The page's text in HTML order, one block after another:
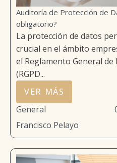
Auditoría de Protección de
obligatorio?
La protección de datos
crucial en el ámbito
el Reglamento General
(RGPD...
VER MÁS
General
Francisco Pelayo